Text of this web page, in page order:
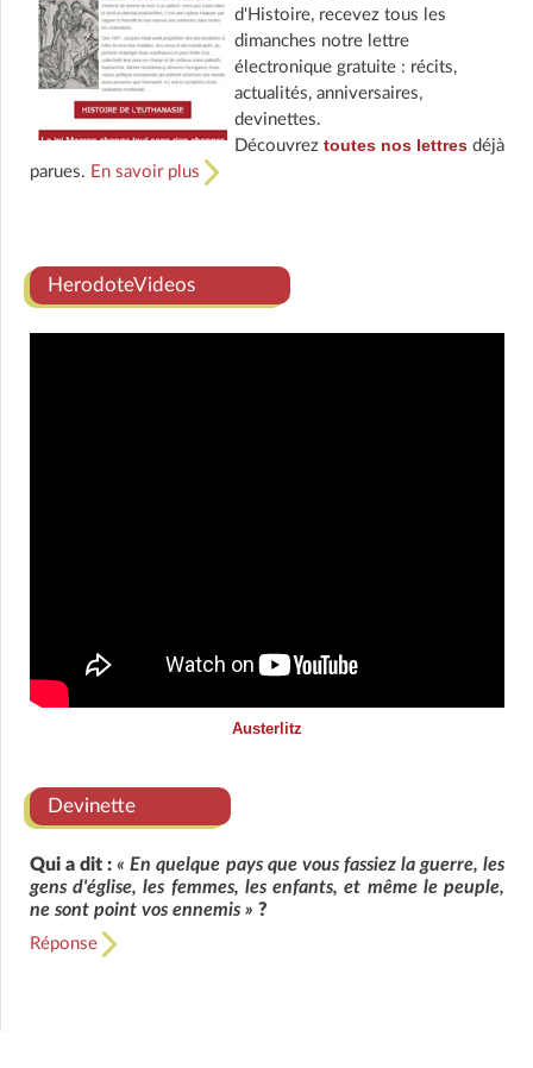
d'Histoire, recevez tous les
dimanches notre lettre
électronique gratuite : récits,
actualités, anniversaires,
devinettes.
Découvrez toutes nos lettresdéjà
parues. En savoir plus
HerodoteVideos
Austerlitz
Devinette
Qui a dit :« En quelque pays que vous fassiez la guerre, les
gens d'église, les femmes, les enfants, et même le peuple,
ne sont point vos ennemis » ?
Réponse